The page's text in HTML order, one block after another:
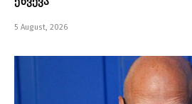
5 August, 2026